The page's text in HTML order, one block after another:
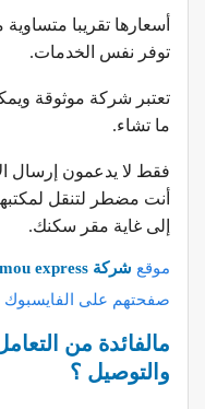
أسعارها تقريبا متساوية
توفر نفس الخدمات.
تعتبر شركة موثوقة
ما تشاء.
أنت مضطر لتنقل
إلى غاية مقر سكنك.
موقع شركة zimou express
صفحتهم على الفايسبوك
مالفائدة من
والتوصيل ؟